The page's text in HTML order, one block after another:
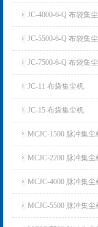
JC-4000-6-Q 布袋集
JC-5500-6-Q 布袋集
JC-7500-6-Q 布袋集
JC-11 布袋集尘机
JC-15 布袋集尘机
MCJC-1500 脉冲集尘
MCJC-2200 脉冲集尘
MCJC-4000 脉冲集尘
MCJC-5500 脉冲集尘